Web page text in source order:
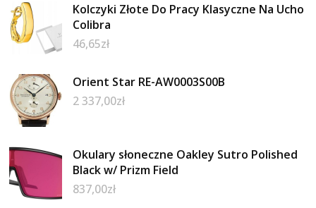
Kolczyki Złote Do Pracy Klasyczne Na Ucho
Colibra
46,65zł
Orient Star RE-AW0003S00B
2 337,00zł
Okulary słoneczne Oakley Sutro Polished
Black w/ Prizm Field
837,00zł